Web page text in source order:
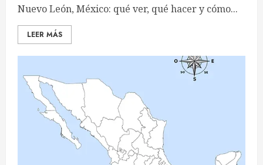
Nuevo León, México: qué ver, qué hacer y cómo...
LEER MÁS